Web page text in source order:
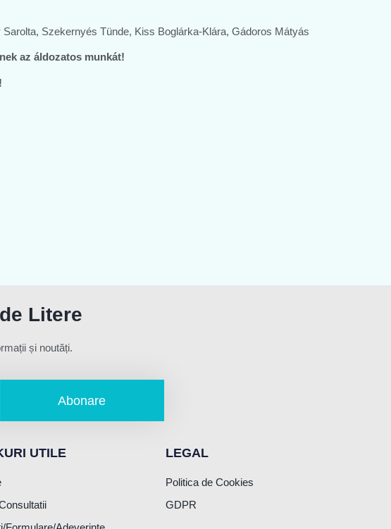
Szekernyés Tünde, Kiss Boglárka-Klára, Gádoros Mátyás
az áldozatos munkát!
Litere
și noutăți.
Abonare
UTILE LEGAL
Politica de Cookies
GDPR